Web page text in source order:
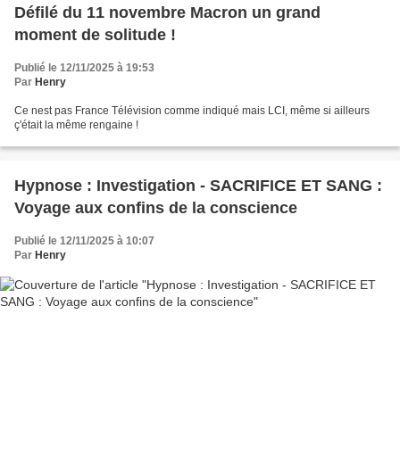
Défilé du 11 novembre Macron un grand
moment de solitude !
Publié le 12/11/2025 à 19:53
Par Henry
Ce nest pas France Télévision comme indiqué mais LCI, même si ailleurs
ç'était la même rengaine !
Hypnose : Investigation - SACRIFICE ET SANG :
Voyage aux confins de la conscience
Publié le 12/11/2025 à 10:07
Par Henry